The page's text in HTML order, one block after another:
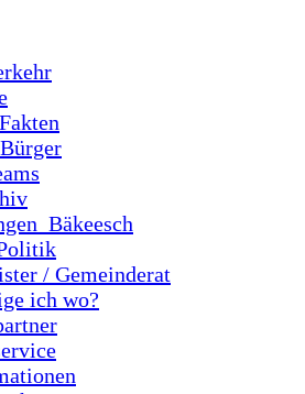
/ Gemeinderat
ich wo?